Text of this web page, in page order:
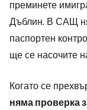
преминете
Дъблин. В САЩ
паспортен
ще се насочите
Когато се
няма проверка